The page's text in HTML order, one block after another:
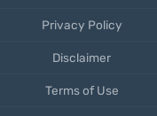
Privacy Policy
Disclaimer
Terms of Use